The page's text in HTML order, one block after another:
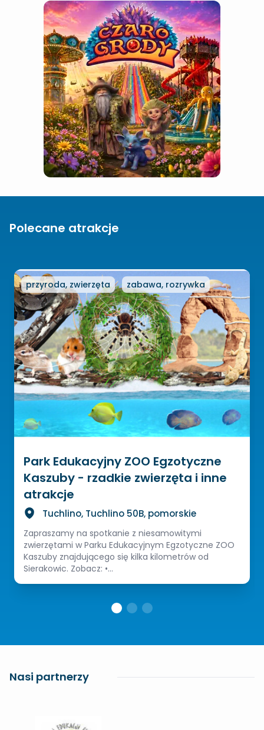
Polecane atrakcje
przyroda, zwierzęta zabawa, rozrywka
Park Edukacyjny ZOO Egzotyczne
Kaszuby - rzadkie zwierzęta i inne
atrakcje
Tuchlino, Tuchlino 50B, pomorskie
Zapraszamy na spotkanie z niesamowitymi
zwierzętami w Parku Edukacyjnym Egzotyczne ZOO
Kaszuby znajdującego się kilka kilometrów od
Sierakowic. Zobacz: •...
Nasi partnerzy